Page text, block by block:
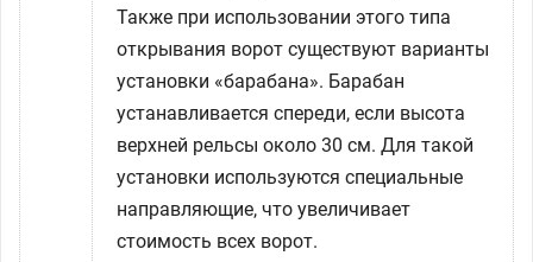
Также при использовании этого типа
открывания ворот существуют варианты
установки «барабана». Барабан
устанавливается спереди, если высота
верхней рельсы около 30 см. Для такой
установки используются специальные
направляющие, что увеличивает
стоимость всех ворот.